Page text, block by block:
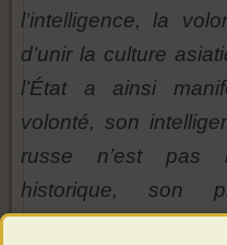
l’intelligence, la
d’unir la culture
l’État a ainsi
volonté, son
russe n’est pas
historique, son
inébranlable,